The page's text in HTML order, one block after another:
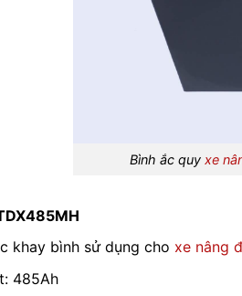
Bình ắc quy xe
khay bình sử dụng cho xe nâng
485Ah